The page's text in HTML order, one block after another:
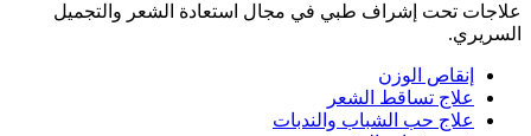
علاجات تحت إشراف طبي في مجال استعادة الشعر والتجميل
السريري.
إنقاص الوزن
علاج تساقط الشعر
علاج حب الشباب والندبات